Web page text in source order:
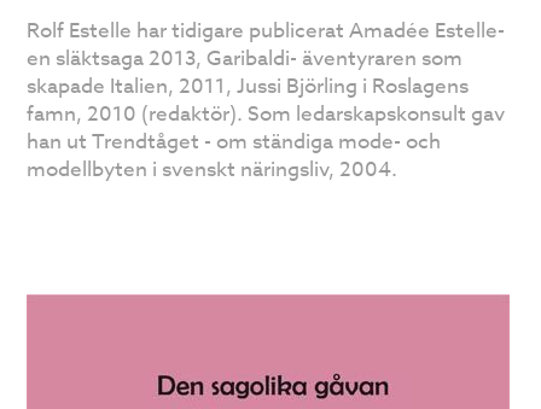
Rolf Estelle har tidigare publicerat Amadée Estelle-
en släktsaga 2013, Garibaldi- äventyraren som
skapade Italien, 2011, Jussi Björling i Roslagens
famn, 2010 (redaktör). Som ledarskapskonsult gav
han ut Trendtåget - om ständiga mode- och
modellbyten i svenskt näringsliv, 2004.